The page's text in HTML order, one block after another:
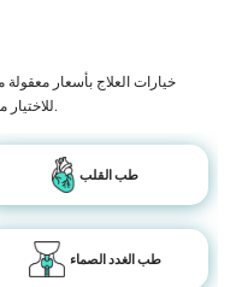
خيارات العلاج بأسعار
للاختيار من بينها مع أفضل جودة للرعاية الصحية في البلاد.
طب القلب
طب الغدد الصماء